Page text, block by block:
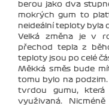
berou jako dva
mokrých gum to
neideální teploty byla
Velká změna je v
přechod tepla z
teploty jsou po celé
Měkká směs bude
tomu bylo na
tvrdou gumu,
využivaná.